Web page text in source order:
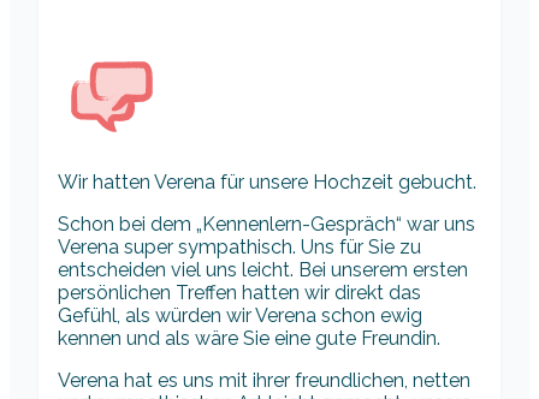
Wir hatten Verena für unsere Hochzeit gebucht.
Schon bei dem „Kennenlern-Gespräch“ war uns
Verena super sympathisch. Uns für Sie zu
entscheiden viel uns leicht. Bei unserem ersten
persönlichen Treffen hatten wir direkt das
Gefühl, als würden wir Verena schon ewig
kennen und als wäre Sie eine gute Freundin.
Verena hat es uns mit ihrer freundlichen, netten